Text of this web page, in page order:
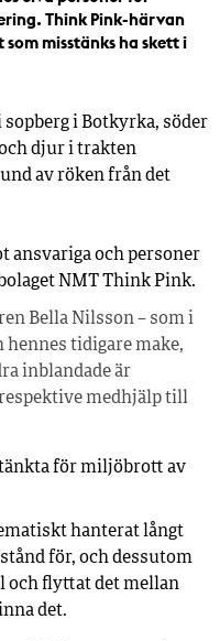
Think Pink-härvan
misstänks ha skett i
sopberg i Botkyrka, söder
djur i trakten
av röken från det
ansvariga och personer
NMT Think Pink.
Bella Nilsson – som i
hennes tidigare make,
inblandade är
medhjälp till
för miljöbrott av
hanterat långt
för, och dessutom
och flyttat det mellan
det.